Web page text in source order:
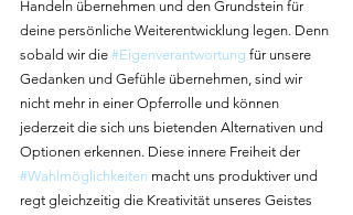
Handeln übernehmen und den Grundstein für
deine persönliche Weiterentwicklung legen. Denn
sobald wir die #Eigenverantwortung für unsere
Gedanken und Gefühle übernehmen, sind wir
nicht mehr in einer Opferrolle und können
jederzeit die sich uns bietenden Alternativen und
Optionen erkennen. Diese innere Freiheit der
#Wahlmöglichkeiten macht uns produktiver und
regt gleichzeitig die Kreativität unseres Geistes